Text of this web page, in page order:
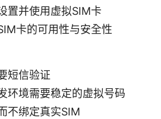
置并使用虚拟SIM卡
卡的可用性与安全性
短信验证
环境需要稳定的虚拟号码
不绑定真实SIM